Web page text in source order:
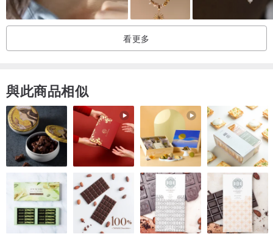
配合身體和頭的大小，設計出眼睛、耳朵、手腳的位置，在這些位置
上鑽孔，
將零件一個個細心地組裝上去。
MASSANOVAART工作室
■設計／製作者
JUN TANAKA (田中 潤）
■機器人大小
W／27mm
D／13mm
看更多
與此商品相似